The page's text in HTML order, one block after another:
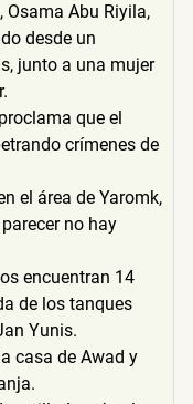
Osama Abu Riyila,
desde un
junto a una mujer
que el
crímenes de
el área de Yaromk,
no hay
encuentran 14
de los tanques
Yunis.
casa de Awad y